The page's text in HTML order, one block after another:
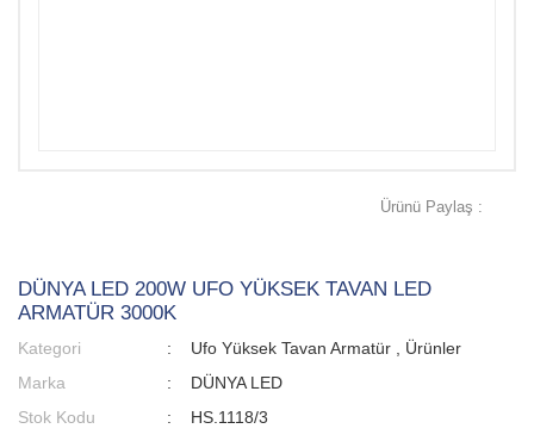
Ürünü Paylaş :
DÜNYA LED 200W UFO YÜKSEK TAVAN LED
ARMATÜR 3000K
Kategori Ufo Yüksek Tavan Armatür
Ürünler
Marka
DÜNYA LED
Stok Kodu
HS.1118/3